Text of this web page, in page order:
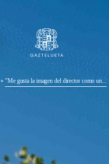
»"Me gusta la imagen del director como un...